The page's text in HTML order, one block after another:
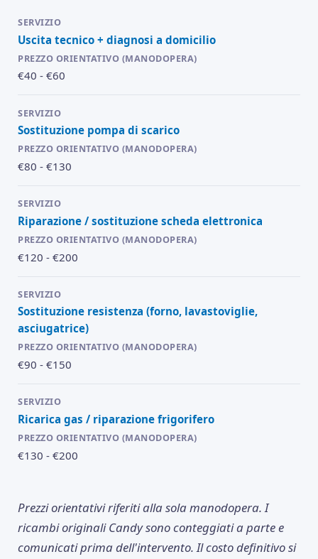
Uscita tecnico + diagnosi a domicilio
€40 - €60
Sostituzione pompa di scarico
€80 - €130
Riparazione / sostituzione scheda elettronica
€120 - €200
Sostituzione resistenza (forno, lavastoviglie,
asciugatrice)
€90 - €150
Ricarica gas / riparazione frigorifero
€130 - €200
Prezzi orientativi riferiti alla sola manodopera. I
ricambi originali Candy sono conteggiati a parte e
comunicati prima dell'intervento. Il costo definitivo si